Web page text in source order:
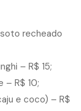
recheado
– R$ 15;
– R$ 10;
e coco) – R$